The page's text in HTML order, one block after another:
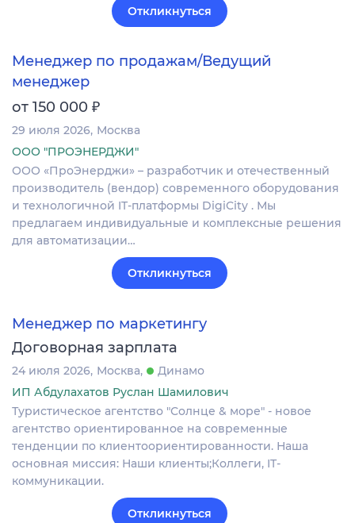
Откликнуться
Менеджер по продажам/Ведущий
менеджер
от 150 000 ₽
29 июля 2026 Москва
ООО "ПРОЭНЕРДЖИ"
ООО «ПроЭнерджи» – разработчик и отечественный
производитель (вендор) современного оборудования
и технологичной IT-платформы DigiCity . Мы
предлагаем индивидуальные и комплексные решения
для автоматизации…
Откликнуться
Менеджер по маркетингу
Договорная зарплата
24 июля 2026 Москва
Динамо
ИП Абдулахатов Руслан Шамилович
Туристическое агентство "Солнце & море" - новое
агентство ориентированное на современные
тенденции по клиентоориентированности. Наша
основная миссия: Наши клиенты;Коллеги, IT-
коммуникации.
Откликнуться